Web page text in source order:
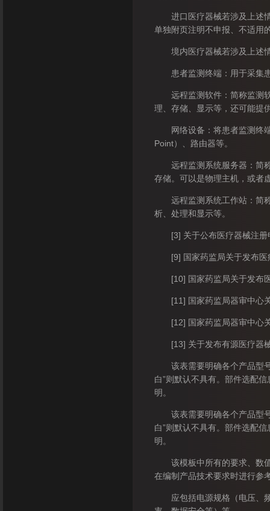
进口医疗器械若涉及上述情
单独附页注明不申报、不适用
境内医疗器械若涉及上述情
患者监测终端：用于采集患
远程监测软件：简称监测软
理、存储、显示等，还可能提
网络设备：将患者监测终端
Point）、路由器等。
远程监测系统服务器：简称
存储。可以是物理主机，或者
远程监测系统工作站：简称
析、处理和显示等。
[3] 关于公布医疗器械注册
[9] 国家药监局关于发布医
[10] 国家药监局关于发布医
[11] 国家药监局器审中心关
[12] 国家药监局器审中心关
[13] 关于发布有源医疗器械
该表需要明确各个产品型号
白”则默认不具有。部件选配
明。
该表需要明确各个产品型号
白”则默认不具有。部件选配
明。
该模板中所有的要求、数值
在编制产品技术要求时进行参
应包括电源规格（电压、频